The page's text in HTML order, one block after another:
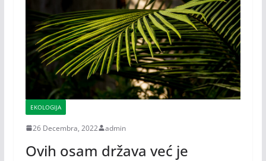
EKOLOGIJA
26 Decembra, 2022 admin
Ovih osam država već je